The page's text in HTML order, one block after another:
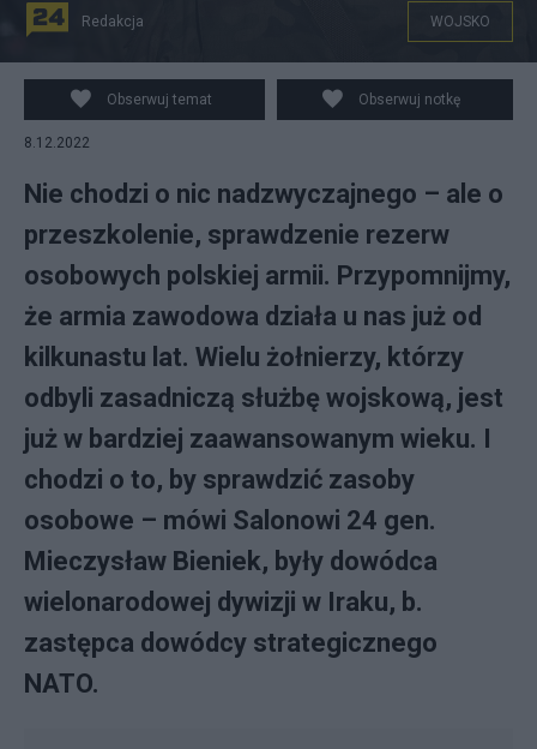
Powołanie rezerwistów do armii budzi emocje Fot.
Pixabay
Redakcja WOJSKO
Obserwuj temat Obserwuj notkę
8.12.2022
Nie chodzi o nic nadzwyczajnego – ale o
przeszkolenie, sprawdzenie rezerw
osobowych polskiej armii. Przypomnijmy,
że armia zawodowa działa u nas już od
kilkunastu lat. Wielu żołnierzy, którzy
odbyli zasadniczą służbę wojskową, jest
już w bardziej zaawansowanym wieku. I
chodzi o to, by sprawdzić zasoby
osobowe – mówi Salonowi 24 gen.
Mieczysław Bieniek, były dowódca
wielonarodowej dywizji w Iraku, b.
zastępca dowódcy strategicznego
NATO.